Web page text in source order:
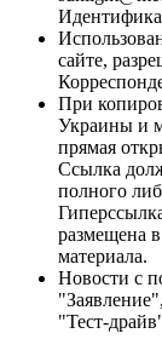
сайте,
При
Украины и
прямая
Ссылка
полного
размещена
материала.
Новости с
"Тест-